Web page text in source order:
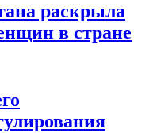
раскрыла
в стране